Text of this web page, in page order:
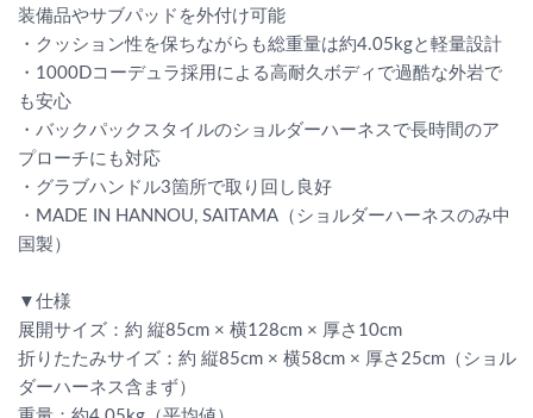
装備品やサブパッドを外付け可能
・クッション性を保ちながらも総重量は約4.05kgと軽量設計
・1000Dコーデュラ採用による高耐久ボディで過酷な外岩で
も安心
・バックパックスタイルのショルダーハーネスで長時間のア
プローチにも対応
・グラブハンドル3箇所で取り回し良好
・MADE IN HANNOU, SAITAMA（ショルダーハーネスのみ中
国製）
▼仕様
展開サイズ：約 縦85cm × 横128cm × 厚さ10cm
折りたたみサイズ：約 縦85cm × 横58cm × 厚さ25cm（ショル
ダーハーネス含まず）